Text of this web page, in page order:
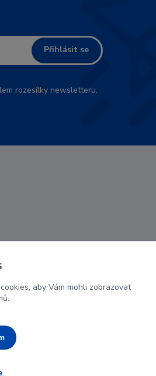
Přihlásit se
rozesílky newsletteru.
aby Vám mohli zobrazovat
.